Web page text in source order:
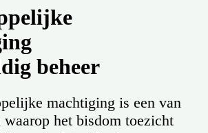
beheer
machtiging is een van
waarop het bisdom toezicht